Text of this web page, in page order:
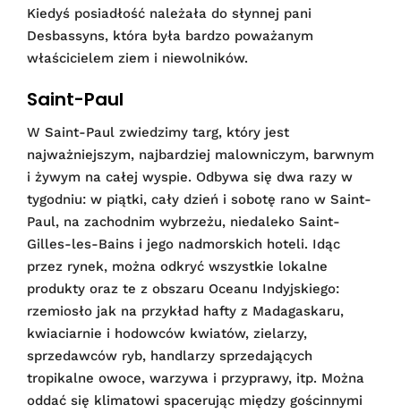
Kiedyś posiadłość należała do słynnej pani
Desbassyns, która była bardzo poważanym
właścicielem ziem i niewolników.
Saint-Paul
W Saint-Paul zwiedzimy targ, który jest
najważniejszym, najbardziej malowniczym, barwnym
i żywym na całej wyspie. Odbywa się dwa razy w
tygodniu: w piątki, cały dzień i sobotę rano w Saint-
Paul, na zachodnim wybrzeżu, niedaleko Saint-
Gilles-les-Bains i jego nadmorskich hoteli. Idąc
przez rynek, można odkryć wszystkie lokalne
produkty oraz te z obszaru Oceanu Indyjskiego:
rzemiosło jak na przykład hafty z Madagaskaru,
kwiaciarnie i hodowców kwiatów, zielarzy,
sprzedawców ryb, handlarzy sprzedających
tropikalne owoce, warzywa i przyprawy, itp. Można
oddać się klimatowi spacerując między gościnnymi